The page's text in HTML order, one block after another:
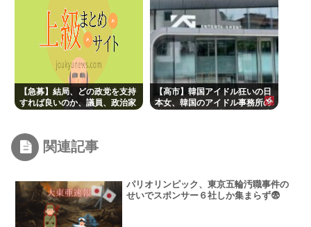
【急募】結局、どの政党を支持
すれば良いのか、議員、政治家
【高市】韓国アイドル狂いの日
本女、韓国のアイドル事務所の
関連記事
パリオリンピック、東京五輪汚職事件の
せいでスポンサー６社しか集まらず😨